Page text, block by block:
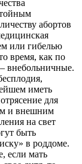
абортов
или гибелью
время, как по
внебольничные.
иметь
для
и внешним
на свет
быть
в роддоме.
если мать